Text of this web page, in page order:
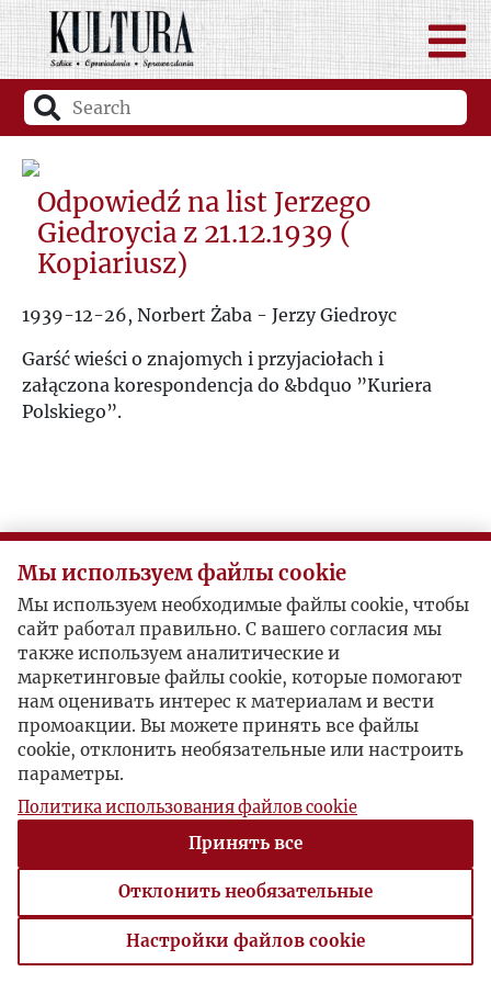
Odpowiedź na list Jerzego
Giedroycia z 21.12.1939 (
Kopiariusz)
1939-12-26, Norbert Żaba - Jerzy Giedroyc
Garść wieści o znajomych i przyjaciołach i
załączona korespondencja do &bdquo ”Kuriera
Polskiego”.
Мы используем файлы cookie
Мы используем необходимые файлы cookie, чтобы
сайт работал правильно. С вашего согласия мы
также используем аналитические и
маркетинговые файлы cookie, которые помогают
нам оценивать интерес к материалам и вести
промоакции. Вы можете принять все файлы
cookie, отклонить необязательные или настроить
параметры.
Политика использования файлов cookie
Принять все
Отклонить необязательные
Настройки файлов cookie
Настройки файлов cookie